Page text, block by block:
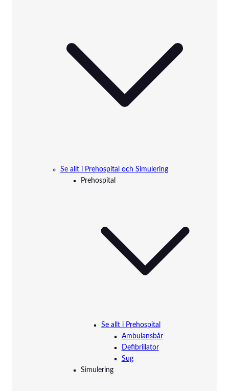
Se allt i Prehospital och Simulering
Prehospital
Se allt i Prehospital
Ambulansbår
Defibrillator
Sug
Simulering